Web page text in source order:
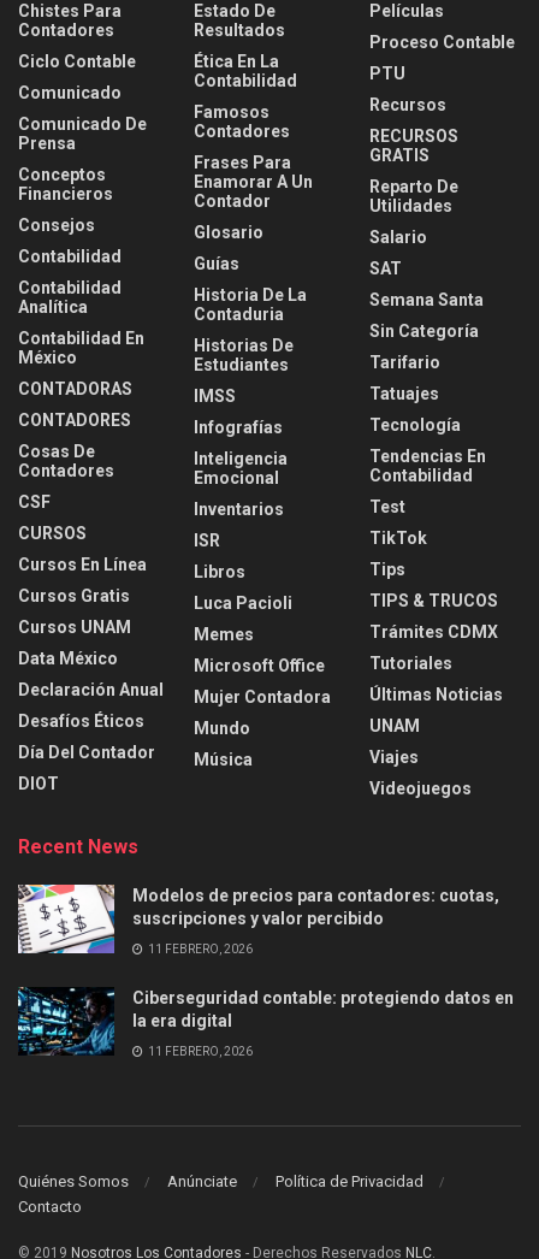
Chistes Para
Contadores
Ciclo Contable
Comunicado
Comunicado De
Prensa
Conceptos
Financieros
Consejos
Contabilidad
Contabilidad
Analítica
Contabilidad En
México
CONTADORAS
CONTADORES
Cosas De
Contadores
CSF
CURSOS
Cursos En Línea
Cursos Gratis
Cursos UNAM
Data México
Declaración Anual
Desafíos Éticos
Día Del Contador
DIOT
Estado De
Resultados
Ética En La
Contabilidad
Famosos
Contadores
Frases Para
Enamorar A Un
Contador
Glosario
Guías
Historia De La
Contaduria
Historias De
Estudiantes
IMSS
Infografías
Inteligencia
Emocional
Inventarios
ISR
Libros
Luca Pacioli
Memes
Microsoft Office
Mujer Contadora
Mundo
Música
Películas
Proceso Contable
PTU
Recursos
RECURSOS
GRATIS
Reparto De
Utilidades
Salario
SAT
Semana Santa
Sin Categoría
Tarifario
Tatuajes
Tecnología
Tendencias En
Contabilidad
Test
TikTok
Tips
TIPS & TRUCOS
Trámites CDMX
Tutoriales
Últimas Noticias
UNAM
Viajes
Videojuegos
Recent News
Modelos de precios para contadores: cuotas,
suscripciones y valor percibido
11 FEBRERO, 2026
Ciberseguridad contable: protegiendo datos en
la era digital
11 FEBRERO, 2026
Quiénes Somos Anúnciate
Política de Privacidad
Contacto
© 2019 Nosotros Los Contadores - Derechos Reservados NLC